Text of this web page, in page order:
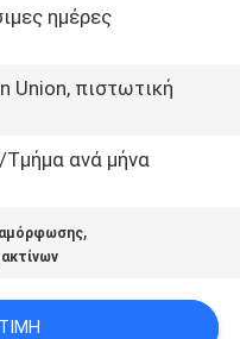
ημέρες
Union, πιστωτική
ανά μήνα
,